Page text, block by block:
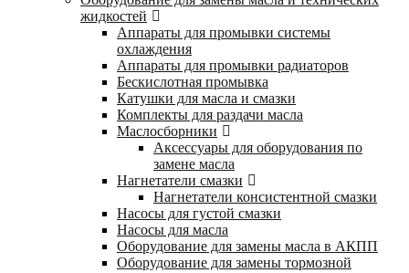
жидкостей
Аппараты для промывки системы
охлаждения
Аппараты для промывки радиаторов
Бескислотная промывка
Катушки для масла и смазки
Комплекты для раздачи масла
Маслосборники
Аксессуары для оборудования по
замене масла
Нагнетатели смазки
Нагнетатели консистентной смазки
Насосы для густой смазки
Насосы для масла
Оборудование для замены масла в АКПП
Оборудование для замены тормозной